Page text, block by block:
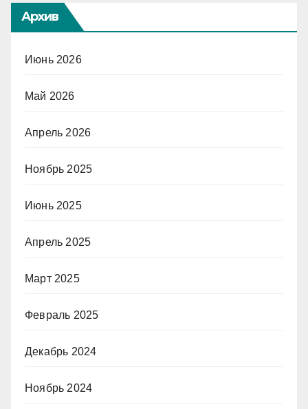
Архив
Июнь 2026
Май 2026
Апрель 2026
Ноябрь 2025
Июнь 2025
Апрель 2025
Март 2025
Февраль 2025
Декабрь 2024
Ноябрь 2024